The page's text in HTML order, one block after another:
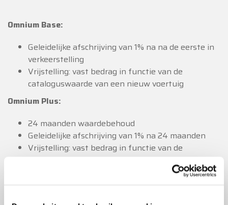
Omnium Base:
Geleidelijke afschrijving van 1% na na de eerste in
verkeerstelling
Vrijstelling: vast bedrag in functie van de
cataloguswaarde van een nieuw voertuig
Omnium Plus:
24 maanden waardebehoud
Geleidelijke afschrijving van 1% na 24 maanden
Vrijstelling: vast bedrag in functie van de
cataloguswaarde van een nieuw voertuig